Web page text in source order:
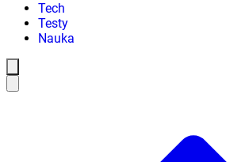
Tech
Testy
Nauka